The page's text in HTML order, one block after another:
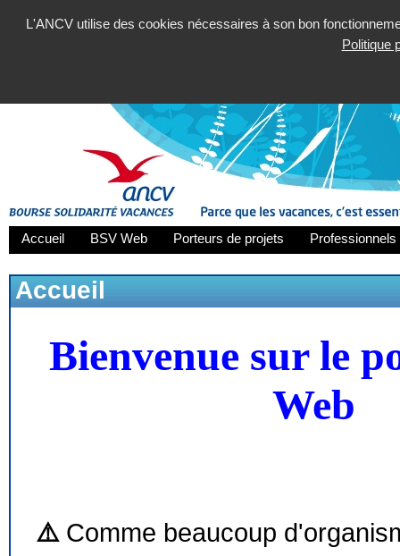
L'ANCV utilise des cookies nécessaires à son bon
Politique
Accueil BSV Web Porteurs de projets
Accueil
Bienvenue sur le
Web
⚠️ Comme beaucoup